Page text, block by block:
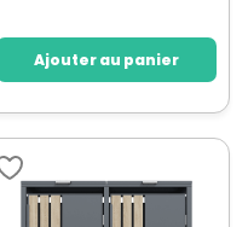
Ajouter au panier